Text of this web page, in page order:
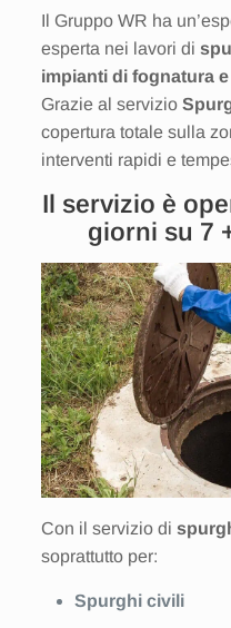
Il Gruppo WR ha
esperta nei lavori di
impianti di fognatura
Grazie al servizio
copertura totale sulla
interventi rapidi e
Il servizio è
giorni su 7
Con il servizio di
soprattutto per:
Spurghi civili